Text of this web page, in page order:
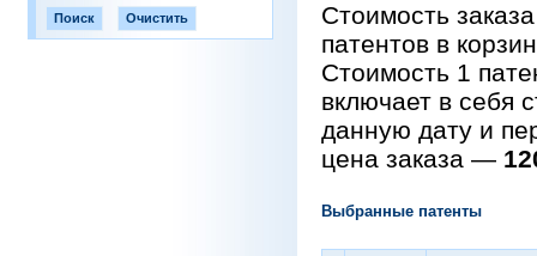
Стоимость
патентов в
Стоимость 1
включает в себя
данную дату и
цена заказа —
Выбранные патенты